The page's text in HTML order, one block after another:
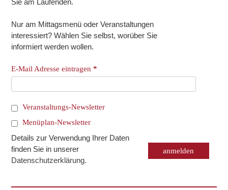
Sie am Laufenden.
Nur am Mittagsmenü oder Veranstaltungen
interessiert? Wählen Sie selbst, worüber Sie
informiert werden wollen.
E-Mail Adresse eintragen*
Veranstaltungs-Newsletter
Menüplan-Newsletter
Details zur Verwendung Ihrer Daten
finden Sie in unserer
Datenschutzerklärung.